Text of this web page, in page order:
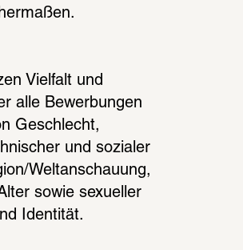
Vielfalt und
alle Bewerbungen
Geschlecht,
und sozialer
Weltanschauung,
sowie sexueller
Identität.